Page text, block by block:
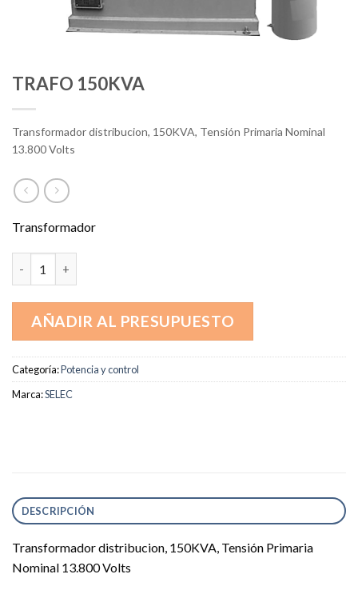
TRAFO 150KVA
Transformador distribucion, 150KVA, Tensión Primaria Nominal
13.800 Volts
Transformador
AÑADIR AL PRESUPUESTO
Categoría:Potencia y control
Marca:SELEC
DESCRIPCIÓN
Transformador distribucion, 150KVA, Tensión Primaria
Nominal 13.800 Volts